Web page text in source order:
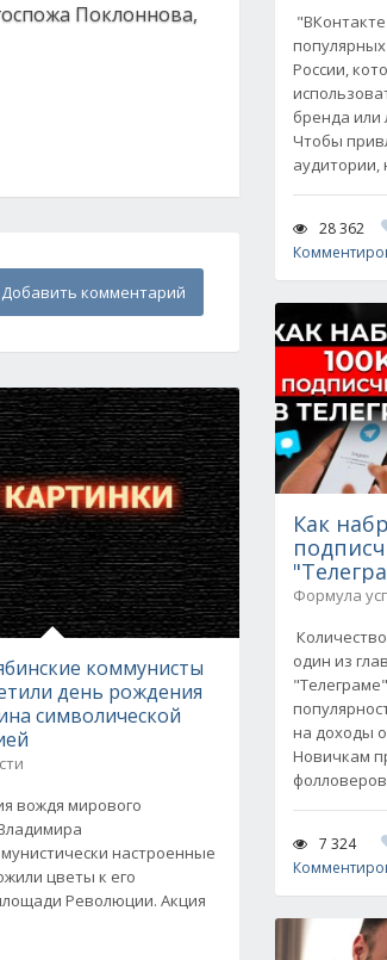
Поклоннова,
Добавить комментарий
коммунисты
день рождения
символической
вождя мирового
настроенные
цветы к его
Революции. Акция
России,
бренда или
Чтобы
аудитории,
28 362
Как
Формула
один из
на доходы
Новичкам
7 324